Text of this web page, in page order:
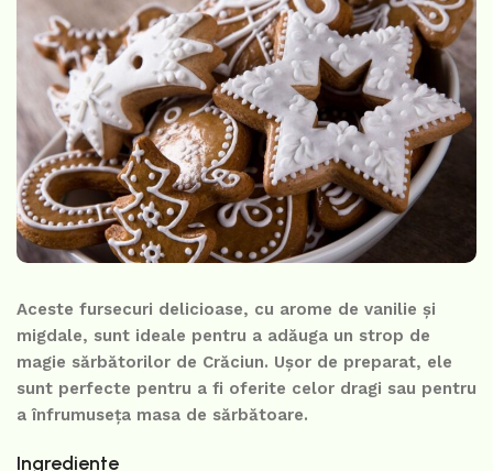
Aceste fursecuri delicioase, cu arome de vanilie și
migdale, sunt ideale pentru a adăuga un strop de
magie sărbătorilor de Crăciun. Ușor de preparat, ele
sunt perfecte pentru a fi oferite celor dragi sau pentru
a înfrumuseța masa de sărbătoare.
Ingrediente